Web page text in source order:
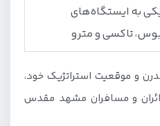
به ایستگاه‌های
تاکسی و مترو
و موقعیت استراتژیک خود،
و مسافران مشهد مقدس